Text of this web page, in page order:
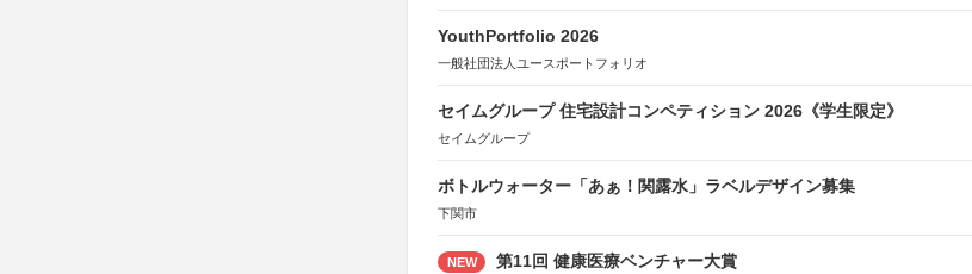
YouthPortfolio 2026
一般社団法人ユースポートフォリオ
セイムグループ 住宅設計コンペティション 2026《学生限定》
セイムグループ
ボトルウォーター「あぁ！関露水」ラベルデザイン募集
下関市
NEW 第11回 健康医療ベンチャー大賞